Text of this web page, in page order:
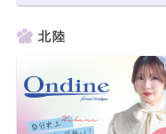
北陸